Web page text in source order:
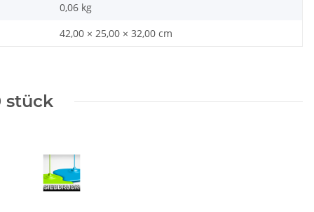
0,06 kg
42,00 × 25,00 × 32,00 cm
stück